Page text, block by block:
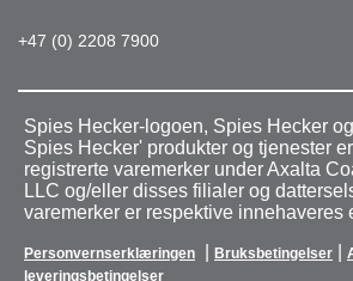
+47 (0) 2208 7900
Spies Hecker-logoen, Spies Hecker
Spies Hecker' produkter og tjenester
registrerte varemerker under Axalta
LLC og/eller disses filialer og
varemerker er respektive innehaveres
Personvernserklæringen Bruksbetingelser
leveringsbetingelser